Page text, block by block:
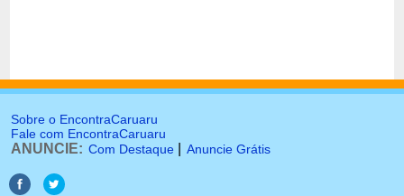
Sobre o EncontraCaruaru
Fale com EncontraCaruaru
ANUNCIE: Com Destaque Anuncie Grátis